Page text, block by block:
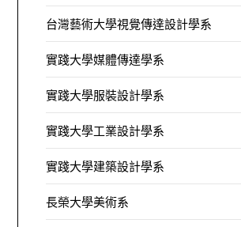
台灣藝術大學視覺傳達設計學系
實踐大學媒體傳達學系
實踐大學服裝設計學系
實踐大學工業設計學系
實踐大學建築設計學系
長榮大學美術系